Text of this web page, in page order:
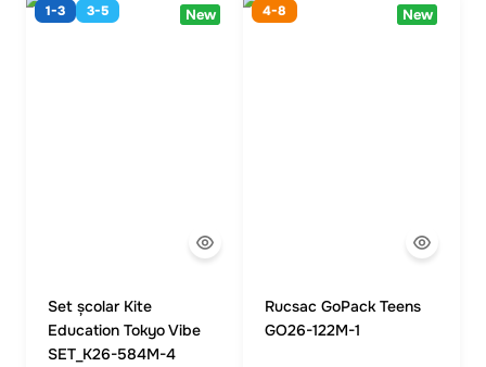
1-3 3-5 New
Set școlar Kite
Education Tokyo Vibe
SET_K26-584M-4
4-8 New
Rucsac GoPack Teens
GO26-122M-1